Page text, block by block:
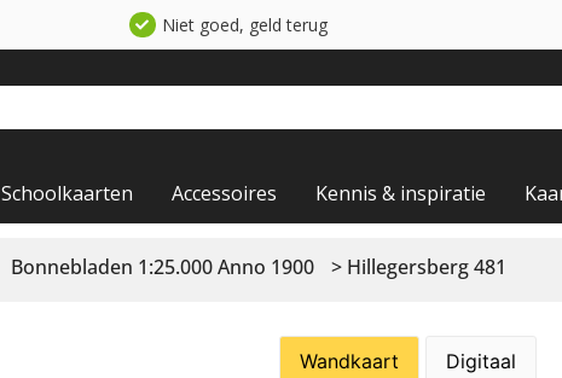
Niet goed, geld terug
Schoolkaarten Accessoires Kennis & inspiratie
Bonnebladen 1:25.000 Anno 1900 > Hillegersberg 481
Wandkaart Digitaal